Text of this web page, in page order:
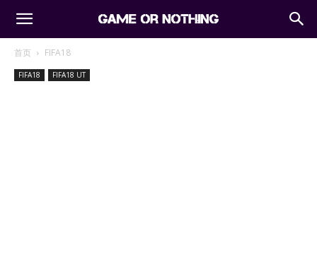
首页 FIFA18
FIFA18 FIFA18 UT